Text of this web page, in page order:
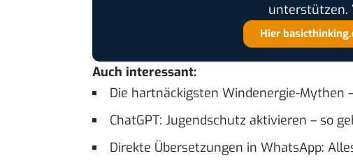
unterstützen.
Hier
Auch interessant:
Die hartnäckigsten Windenergie-Mythen
ChatGPT: Jugendschutz aktivieren – so
Direkte Übersetzungen in WhatsApp: